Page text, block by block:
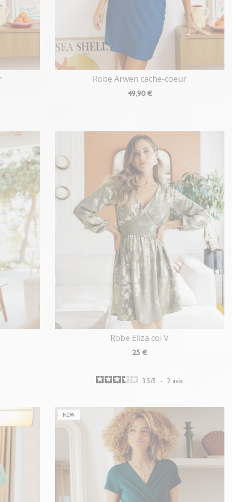
Robe Arwen cache-coeur
49,90 €
Robe Eliza col V
25 €
3.5/5 - 2 avis